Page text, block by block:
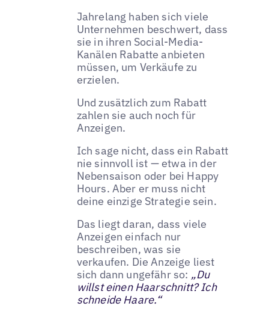
Jahrelang haben sich viele
Unternehmen beschwert, dass
sie in ihren Social-Media-
Kanälen Rabatte anbieten
müssen, um Verkäufe zu
erzielen.
Und zusätzlich zum Rabatt
zahlen sie auch noch für
Anzeigen.
Ich sage nicht, dass ein Rabatt
nie sinnvoll ist — etwa in der
Nebensaison oder bei Happy
Hours. Aber er muss nicht
deine einzige Strategie sein.
Das liegt daran, dass viele
Anzeigen einfach nur
beschreiben, was sie
verkaufen. Die Anzeige liest
sich dann ungefähr so: „Du
willst einen Haarschnitt? Ich
schneide Haare.“